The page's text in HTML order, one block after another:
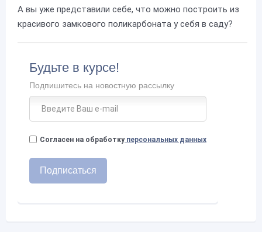
А вы уже представили себе, что можно построить из
красивого замкового поликарбоната у себя в саду?
Будьте в курсе!
Подпишитесь на новостную рассылку
Согласен на обработкуперсональных данных